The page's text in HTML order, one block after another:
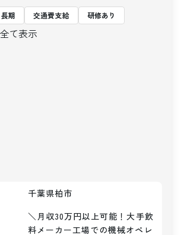
長期 交通費支給
研修あり
て表示
千葉県柏市
＼月収30万円以上可能！大手飲
料メーカー工場での機械オペレ